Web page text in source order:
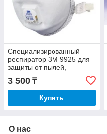
Специализированный
респиратор 3М 9925 для
защиты от пылей,
сварочных дымов, озона,
органических паров 2-й
степ
3 500 ₸
Купить
О нас